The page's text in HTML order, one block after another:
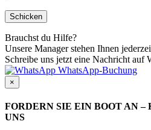
Brauchst du Hilfe?
Unsere Manager stehen Ihnen
Schreibe uns jetzt eine Nachricht auf
WhatsApp-Buchung
×
FORDERN SIE EIN BOOT AN
UNS